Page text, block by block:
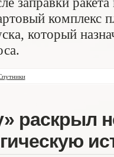
который
раскрыл